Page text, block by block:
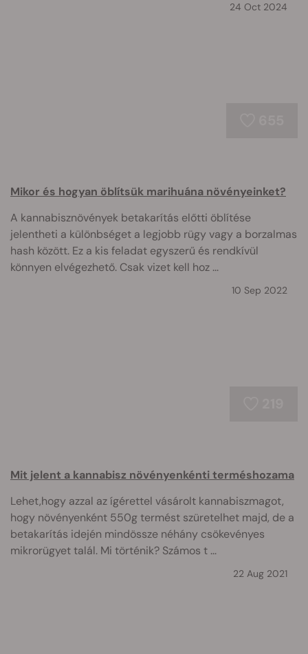
24 Oct 2024
Mikor és hogyan öblítsük marihuána növényeinket?
A kannabisznövények betakarítás előtti öblítése
jelentheti a különbséget a legjobb rügy vagy a borzalmas
hash között. Ez a kis feladat egyszerű és rendkívül
könnyen elvégezhető. Csak vizet kell hoz ...
10 Sep 2022
Mit jelent a kannabisz növényenkénti terméshozama
Lehet,hogy azzal az ígérettel vásárolt kannabiszmagot,
hogy növényenként 550g termést szüretelhet majd, de a
betakarítás idején mindössze néhány csökevényes
mikrorügyet talál. Mi történik? Számos t ...
22 Aug 2021